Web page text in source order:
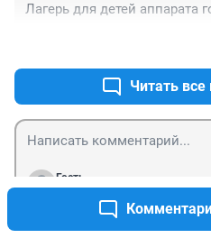
Лагерь для детей аппарата
Читать
Гость
Войти